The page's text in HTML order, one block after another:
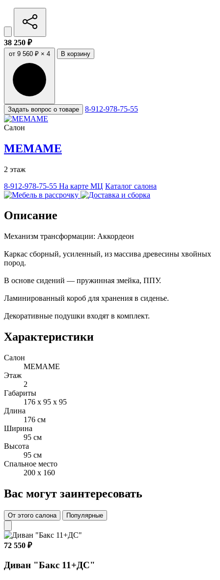
38 250 ₽
от 9 560 ₽ × 4 В корзину
Задать вопрос о товаре 8-912-978-75-55
Салон
МЕМАМЕ
2 этаж
8-912-978-75-55 На карте МЦ Каталог салона
Описание
Механизм трансформации: Аккордеон
Каркас сборный, усиленный, из массива древесины хвойных
пород.
В основе сидений — пружинная змейка, ППУ.
Ламинированный короб для хранения в сиденье.
Декоративные подушки входят в комплект.
Характеристики
Салон
МЕМАМЕ
Этаж
2
Габариты
176 x 95 x 95
Длина
176 см
Ширина
95 см
Высота
95 см
Спальное место
200 x 160
Вас могут заинтересовать
От этого салона Популярные
72 550 ₽
Диван "Бакс 11+ДС"